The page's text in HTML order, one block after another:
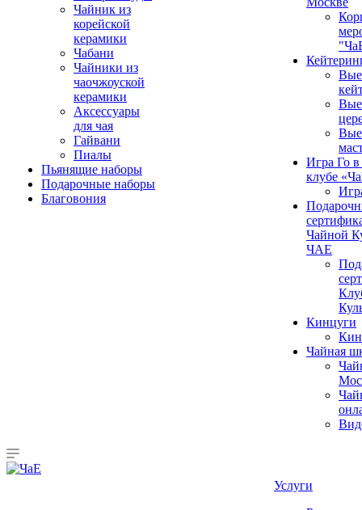
Чайник из
корейской
керамики
Чабани
Чайники из
чаочжоуской
керамики
Аксессуары
для чая
Гайвани
Пиалы
Пьянящие наборы
Подарочные наборы
Благовония
Игра Го
клубе
Чайной
ЧАЕ
Кинцуги
Чайная
Услуги